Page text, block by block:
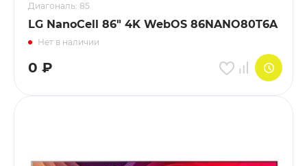
Диагональ: 85
LG NanoCell 86" 4K WebOS 86NANO80T6A
Нет в наличии
0 ₽